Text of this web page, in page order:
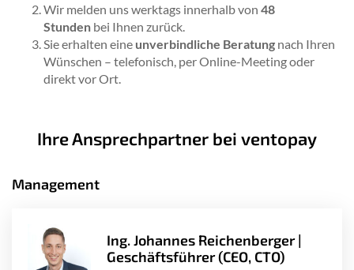
Wir melden uns werktags innerhalb von 48
Stunden bei Ihnen zurück.
Sie erhalten eine unverbindliche Beratung nach Ihren
Wünschen – telefonisch, per Online-Meeting oder
direkt vor Ort.
Ihre Ansprechpartner bei ventopay
Management
Ing. Johannes Reichenberger |
Geschäftsführer (CEO, CTO)